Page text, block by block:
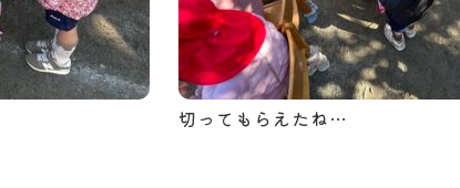
切ってもらえたね…